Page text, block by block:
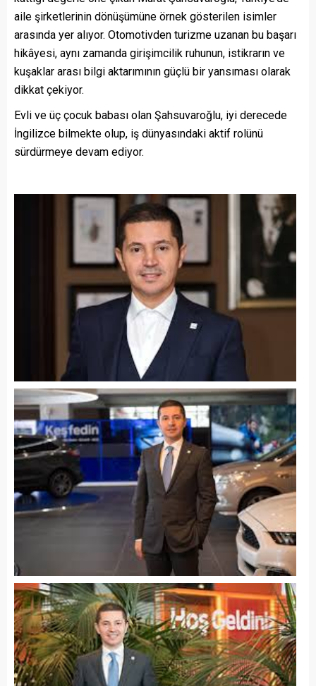
aile şirketlerinin dönüşümüne örnek gösterilen isimler
arasında yer alıyor. Otomotivden turizme uzanan bu başarı
hikâyesi, aynı zamanda girişimcilik ruhunun, istikrarın ve
kuşaklar arası bilgi aktarımının güçlü bir yansıması olarak
dikkat çekiyor.
Evli ve üç çocuk babası olan Şahsuvaroğlu, iyi derecede
İngilizce bilmekte olup, iş dünyasındaki aktif rolünü
sürdürmeye devam ediyor.